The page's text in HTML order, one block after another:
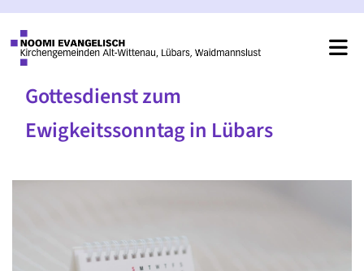
Gottesdienst zum
Ewigkeitssonntag in Lübars